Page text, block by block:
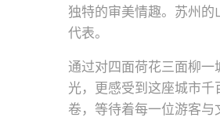
独特的审美情趣。苏州
代表。
通过对四面荷花三面柳
光，更感受到这座城市
卷，等待着每一位游客与